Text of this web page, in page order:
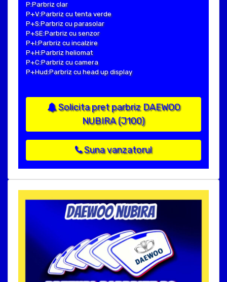
P:Parbriz clar
P+V:Parbriz cu tenta verde
P+S:Parbriz cu parasolar
P+SE:Parbriz cu senzor
P+I:Parbriz cu incalzire
P+H:Parbriz heliomat
P+C:Parbriz cu camera
P+Hud:Parbriz cu head up display
Solicita pret parbriz DAEWOO
NUBIRA (J100)
Suna vanzatorul